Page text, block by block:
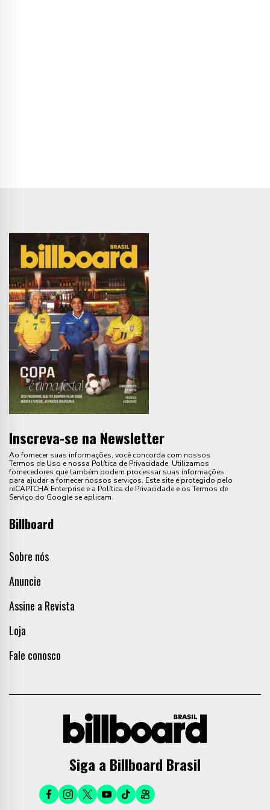
Inscreva-se na Newsletter
Ao fornecer suas informações, você concorda com nossos
Termos de Uso e nossa Política de Privacidade. Utilizamos
fornecedores que também podem processar suas informações
para ajudar a fornecer nossos serviços. Este site é protegido pelo
reCAPTCHA Enterprise e a Política de Privacidade e os Termos de
Serviço do Google se aplicam.
Billboard
Sobre nós
Anuncie
Assine a Revista
Loja
Fale conosco
Siga a Billboard Brasil